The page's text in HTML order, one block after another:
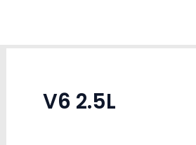
V6 2.5L